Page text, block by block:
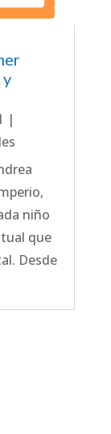
|
niño
que
Desde